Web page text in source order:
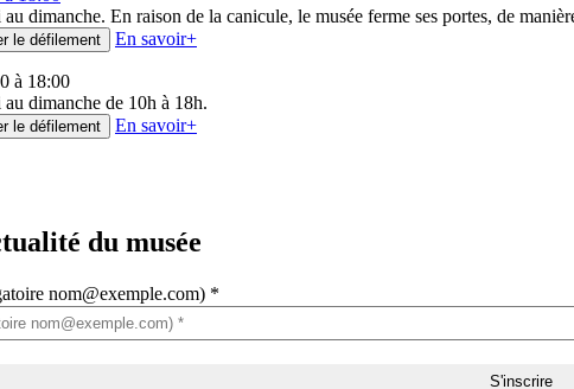
dimanche. En raison de la canicule, le musée ferme ses portes, de
le défilement En savoir+
à 18:00
dimanche de 10h à 18h.
le défilement En savoir+
du musée
nom@exemple.com) *